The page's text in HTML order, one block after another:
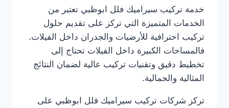
خدمة تركيب سيراميك فلل ابوظبي تعتبر من
الخدمات المتميزة التي تركز على تقديم حلول
تركيب احترافية للأرضيات والجدران داخل الفيلات.
فالمساحات الكبيرة داخل الفيلات تحتاج إلى
تخطيط دقيق وتقنيات تركيب عالية لضمان النتائج
المثالية والجمالية.
تركز شركات تركيب سيراميك فلل ابوظبي على